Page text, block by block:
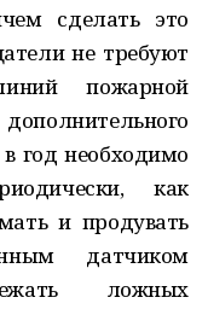
сделать это
не требуют
пожарной
год необходимо
как
и продувать
датчиком
ложных